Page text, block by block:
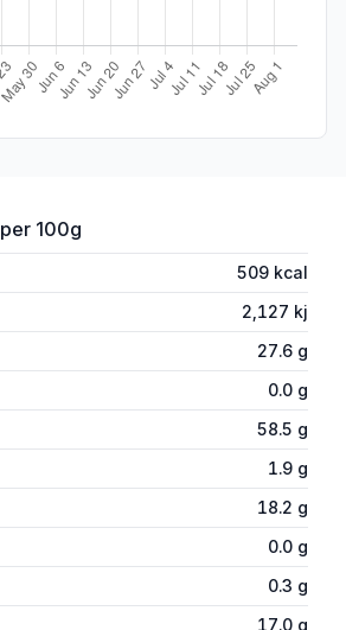
for 'Mini Mørdeig Skål Søt Slett
per 100g
509 kcal
2,127 kj
27.6 g
0.0 g
58.5 g
1.9 g
18.2 g
0.0 g
0.3 g
17.0 g